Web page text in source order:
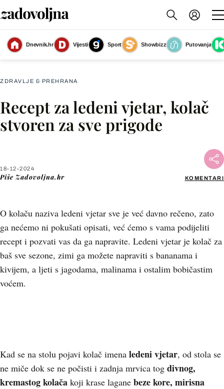
Dnevnik.hr Vijesti Sport Showbizz
Putovanja
Ledeni vjetar
(Foto: Shutterstock)
ZDRAVLJE & PREHRANA
Recept za ledeni vjetar, kolač
stvoren za sve prigode
18-12-2024
Piše Zadovoljna.hr KOMENTARI
O kolaču naziva ledeni vjetar sve je već davno rečeno, zato
ga nećemo ni pokušati opisati, već ćemo s vama podijeliti
recept i pozvati vas da ga napravite. Ledeni vjetar je kolač za
baš sve sezone, zimi ga možete napraviti s bananama i
kivijem, a ljeti s jagodama, malinama i ostalim bobičastim
voćem.
Facebook
Kad se na stolu pojavi kolač imena ledeni vjetar, od stola se
ne miče dok se ne počisti i zadnja mrvica tog divnog,
kremastog kolača koji krase lagane beze kore, mirisna